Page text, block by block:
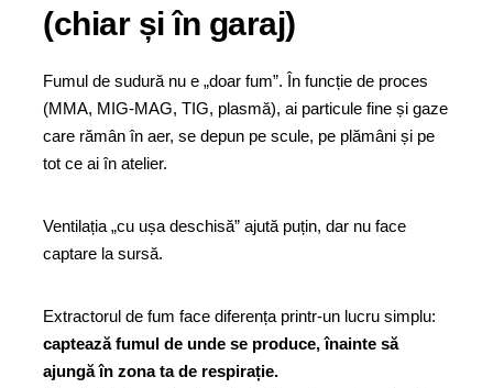
(chiar și în garaj)
Fumul de sudură nu e „doar fum”. În funcție de proces
(MMA, MIG-MAG, TIG, plasmă), ai particule fine și gaze
care rămân în aer, se depun pe scule, pe plămâni și pe
tot ce ai în atelier.
Ventilația „cu ușa deschisă” ajută puțin, dar nu face
captare la sursă.
Extractorul de fum face diferența printr-un lucru simplu:
captează fumul de unde se produce, înainte să
ajungă în zona ta de respirație.